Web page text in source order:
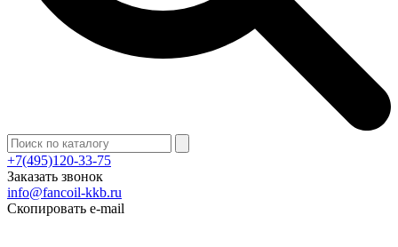
+7(495)120-33-75
Заказать звонок
info@fancoil-kkb.ru
Скопировать e-mail